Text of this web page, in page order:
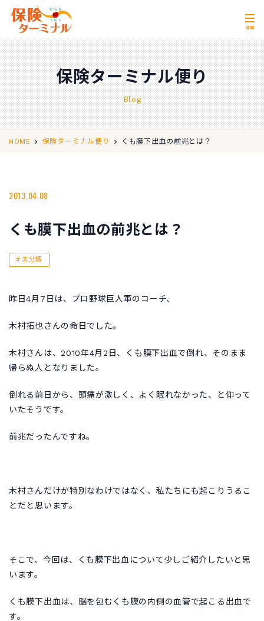
MENU
ホーム Home
私たちの強み Our Strength
無料相談 Consultation
取扱保険会社 Insurance Companies
店舗情報
0120-11-2287
保険ターミナル便り
Blog
HOME 保険ターミナル便り くも膜下出血の前兆とは？
2013.04.08
くも膜下出血の前兆とは？
未分類
昨日4月7日は、プロ野球巨人軍のコーチ、
木村拓也さんの命日でした。
木村さんは、2010年4月2日、くも膜下出血で倒れ、そのまま
帰らぬ人となりました。
倒れる前日から、頭痛が激しく、よく眠れなかった、と仰って
いたそうです。
前兆だったんですね。
木村さんだけが特別なわけではなく、私たちにも起こりうるこ
とだと思います。
そこで、今回は、くも膜下出血について少しご紹介したいと思
います。
くも膜下出血は、脳を包むくも膜の内側の血管で起こる出血で
す。